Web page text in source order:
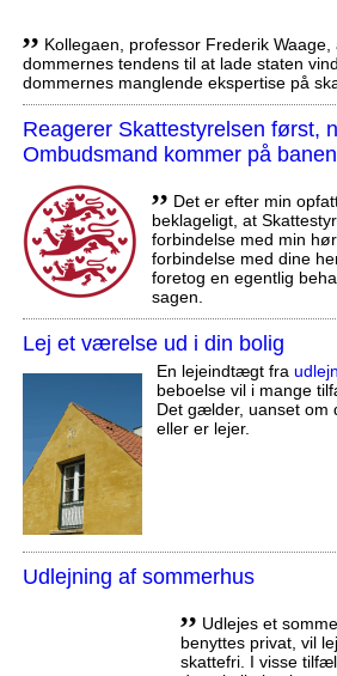
,, Kollegaen, professor Frederik
dommernes tendens til at lade staten
dommernes manglende ekspertise på
Reagerer Skattestyrelsen først,
Ombudsmand kommer på
,, Det er efter min
beklageligt, at
forbindelse med min
forbindelse med dine
foretog en egentlig
sagen.
Lej et værelse ud i din bolig
En lejeindtægt fra
beboelse vil i mange
Det gælder, uanset om
eller er lejer.
Udlejning af sommerhus
,, Udlejes et
benyttes privat, vil
skattefri. I visse